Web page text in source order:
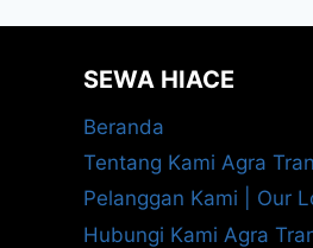
SEWA HIACE
Beranda
Tentang Kami Agra
Pelanggan Kami | Our
Hubungi Kami Agra